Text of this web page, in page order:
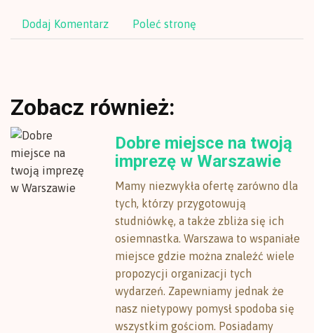
Dodaj Komentarz Poleć stronę
Zobacz również:
Dobre miejsce na twoją
imprezę w Warszawie
Mamy niezwykła ofertę zarówno dla
tych, którzy przygotowują
studniówkę, a także zbliża się ich
osiemnastka. Warszawa to wspaniałe
miejsce gdzie można znaleźć wiele
propozycji organizacji tych
wydarzeń. Zapewniamy jednak że
nasz nietypowy pomysł spodoba się
wszystkim gościom. Posiadamy